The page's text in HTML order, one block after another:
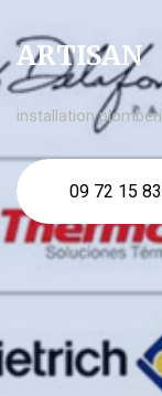
ARTISAN
installation
09 72 15